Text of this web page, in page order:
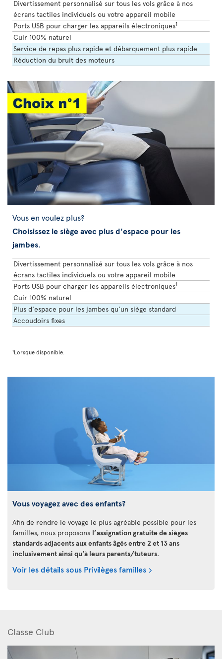
Divertissement personnalisé sur tous les vols grâce à nos
écrans tactiles individuels ou votre appareil mobile
Ports USB pour charger les appareils électroniques1
Cuir 100% naturel
Service de repas plus rapide et débarquement plus rapide
Réduction du bruit des moteurs
Vous en voulez plus?
Choisissez le siège avec plus d'espace pour les
jambes.
Divertissement personnalisé sur tous les vols grâce à nos
écrans tactiles individuels ou votre appareil mobile
Ports USB pour charger les appareils électroniques1
Cuir 100% naturel
Plus d'espace pour les jambes qu'un siège standard
Accoudoirs fixes
1Lorsque disponible.
Vous voyagez avec des enfants?
Afin de rendre le voyage le plus agréable possible pour les
familles, nous proposons l’assignation gratuite de sièges
standards adjacents aux enfants âgés entre 2 et 13 ans
inclusivement ainsi qu'à leurs parents/tuteurs.
Voir les détails sous Privilèges familles
Classe Club